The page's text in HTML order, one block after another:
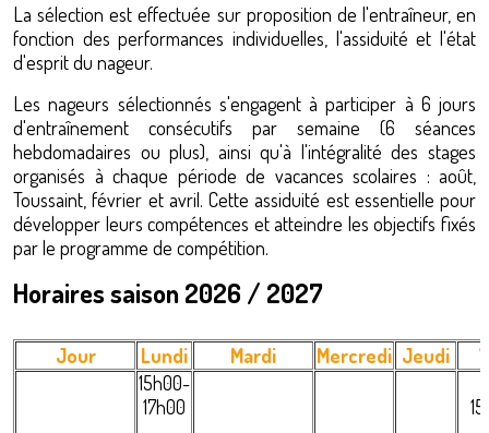
La sélection est effectuée sur proposition de l'entraîneur, en
fonction des performances individuelles, l'assiduité et l'état
d'esprit du nageur.
Les nageurs sélectionnés s'engagent à participer à 6 jours
d'entraînement consécutifs par semaine (6 séances
hebdomadaires ou plus), ainsi qu'à l'intégralité des stages
organisés à chaque période de vacances scolaires : août,
Toussaint, février et avril. Cette assiduité est essentielle pour
développer leurs compétences et atteindre les objectifs fixés
par le programme de compétition.
Horaires saison 2026 / 2027
Jour Lundi Mardi Mercredi Jeudi
15h00-
17h00